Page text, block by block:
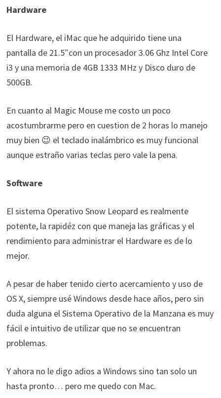
Hardware
El Hardware, el iMac que he adquirido tiene una
pantalla de 21.5″con un procesador 3.06 Ghz Intel Core
i3 y una memoria de 4GB 1333 MHz y Disco duro de
500GB.
En cuanto al Magic Mouse me costo un poco
acostumbrarme pero en cuestion de 2 horas lo manejo
muy bien 😉 el teclado inalámbrico es muy funcional
aunque estraño varias teclas pero vale la pena.
Software
El sistema Operativo Snow Leopard es realmente
potente, la rapidéz con que maneja las gráficas y el
rendimiento para administrar el Hardware es de lo
mejor.
A pesar de haber tenido cierto acercamiento y uso de
OS X, siempre usé Windows desde hace años, pero sin
duda alguna el Sistema Operativo de la Manzana es muy
fácil e intuitivo de utilizar que no se encuentran
problemas.
Y ahora no le digo adios a Windows sino tan solo un
hasta pronto… pero me quedo con Mac.